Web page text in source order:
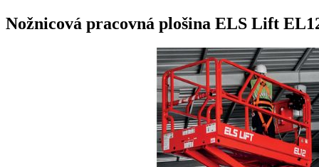
Nožnicová pracovná plošina ELS Lift